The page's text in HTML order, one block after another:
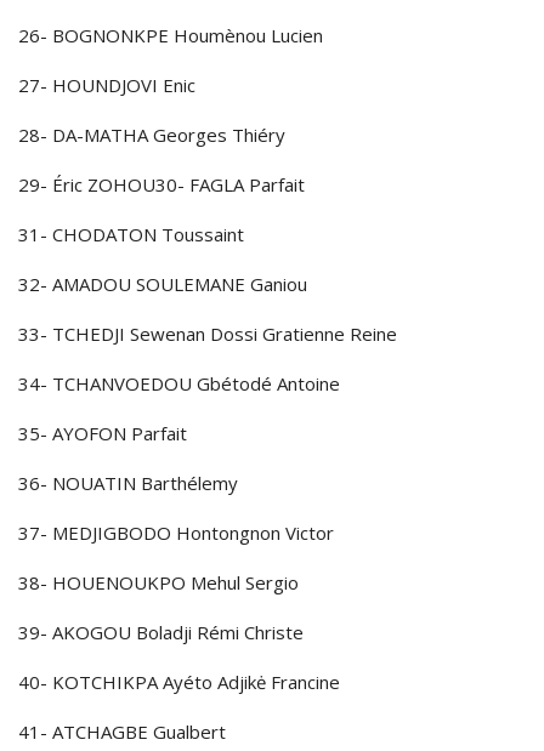
26- BOGNONKPE Houmènou Lucien
27- HOUNDJOVI Enic
28- DA-MATHA Georges Thiéry
29- Éric ZOHOU30- FAGLA Parfait
31- CHODATON Toussaint
32- AMADOU SOULEMANE Ganiou
33- TCHEDJI Sewenan Dossi Gratienne Reine
34- TCHANVOEDOU Gbétodé Antoine
35- AYOFON Parfait
36- NOUATIN Barthélemy
37- MEDJIGBODO Hontongnon Victor
38- HOUENOUKPO Mehul Sergio
39- AKOGOU Boladji Rémi Christe
40- KOTCHIKPA Ayéto Adjikė Francine
41- ATCHAGBE Gualbert